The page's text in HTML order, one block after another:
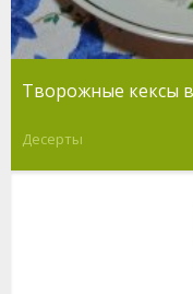
Творожные кексы
Десерты